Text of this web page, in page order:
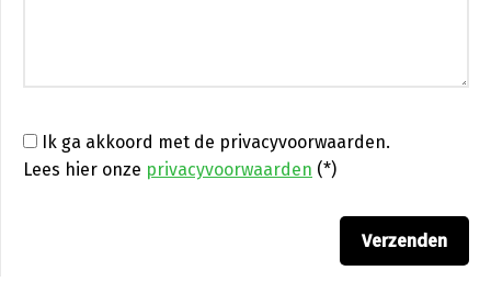
Ik ga akkoord met de privacyvoorwaarden.
Lees hier onze privacyvoorwaarden (*)